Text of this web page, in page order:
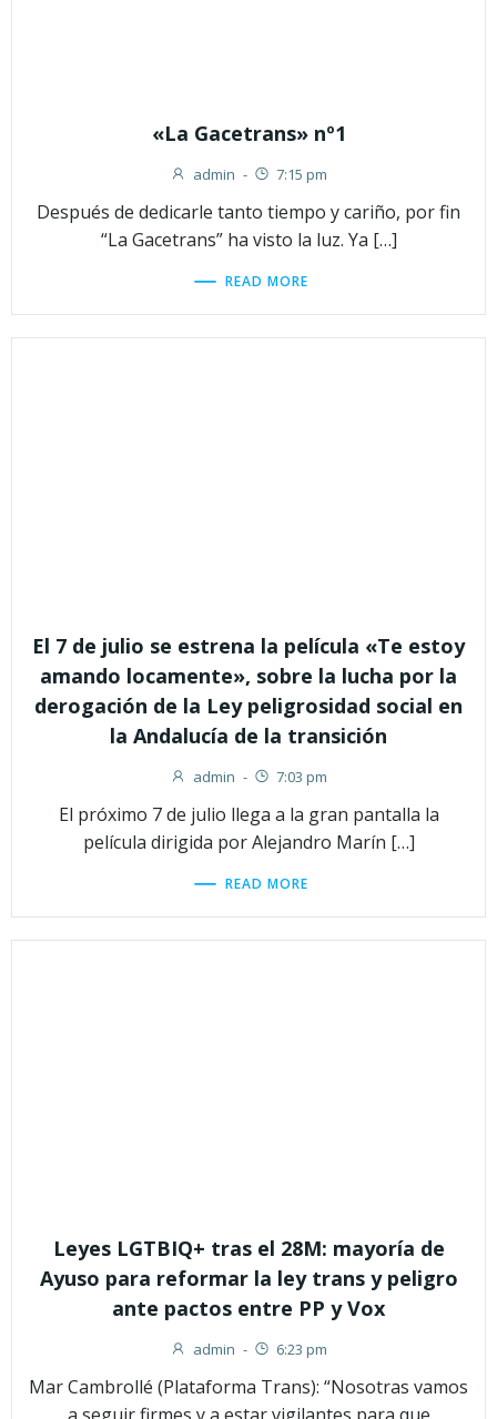
«La Gacetrans» nº1
admin - 7:15 pm
Después de dedicarle tanto tiempo y cariño, por fin
“La Gacetrans” ha visto la luz. Ya […]
READ MORE
El 7 de julio se estrena la película «Te estoy
amando locamente», sobre la lucha por la
derogación de la Ley peligrosidad social en
la Andalucía de la transición
admin - 7:03 pm
El próximo 7 de julio llega a la gran pantalla la
película dirigida por Alejandro Marín […]
READ MORE
Leyes LGTBIQ+ tras el 28M: mayoría de
Ayuso para reformar la ley trans y peligro
ante pactos entre PP y Vox
admin - 6:23 pm
Mar Cambrollé (Plataforma Trans): “Nosotras vamos